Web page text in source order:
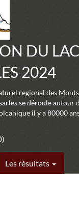
DU LAC
2024
regional des Monts
se déroule autour
il y a 80000
Les résultats